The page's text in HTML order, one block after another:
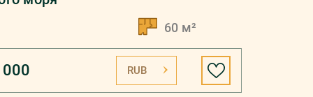
60 м²
RUB